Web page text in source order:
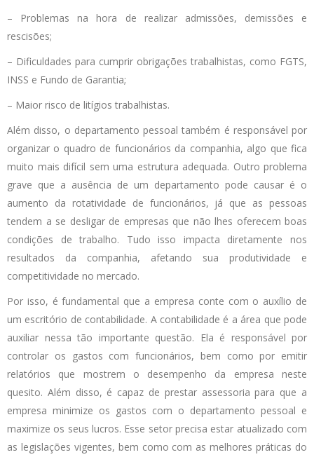
– Problemas na hora de realizar admissões, demissões e
rescisões;
– Dificuldades para cumprir obrigações trabalhistas, como FGTS,
INSS e Fundo de Garantia;
– Maior risco de litígios trabalhistas.
Além disso, o departamento pessoal também é responsável por
organizar o quadro de funcionários da companhia, algo que fica
muito mais difícil sem uma estrutura adequada. Outro problema
grave que a ausência de um departamento pode causar é o
aumento da rotatividade de funcionários, já que as pessoas
tendem a se desligar de empresas que não lhes oferecem boas
condições de trabalho. Tudo isso impacta diretamente nos
resultados da companhia, afetando sua produtividade e
competitividade no mercado.
Por isso, é fundamental que a empresa conte com o auxílio de
um escritório de contabilidade. A contabilidade é a área que pode
auxiliar nessa tão importante questão. Ela é responsável por
controlar os gastos com funcionários, bem como por emitir
relatórios que mostrem o desempenho da empresa neste
quesito. Além disso, é capaz de prestar assessoria para que a
empresa minimize os gastos com o departamento pessoal e
maximize os seus lucros. Esse setor precisa estar atualizado com
as legislações vigentes, bem como com as melhores práticas do